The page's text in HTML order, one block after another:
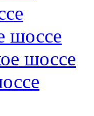
шоссе
шоссе